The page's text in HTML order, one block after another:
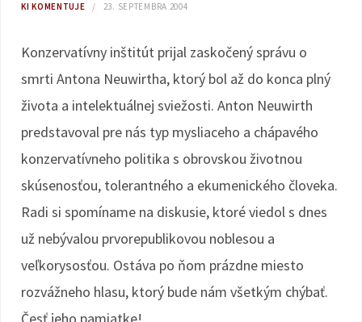
o e
KI KOMENTUJE 23. SEPTEMBRA 2004
Konzervatívny inštitút prijal zaskočený správu o
smrti Antona Neuwirtha, ktorý bol až do konca plný
života a intelektuálnej sviežosti. Anton Neuwirth
predstavoval pre nás typ mysliaceho a chápavého
konzervatívneho politika s obrovskou životnou
skúsenosťou, tolerantného a ekumenického človeka.
Radi si spomíname na diskusie, ktoré viedol s dnes
už nebývalou prvorepublikovou noblesou a
veľkorysosťou. Ostáva po ňom prázdne miesto
rozvážneho hlasu, ktorý bude nám všetkým chýbať.